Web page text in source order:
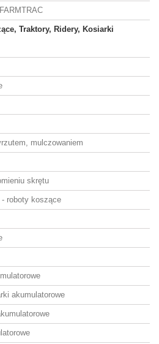
Traktory, Ridery, Kosiarki
mulczowaniem
skrętu
roboty koszące
akumulatorowe